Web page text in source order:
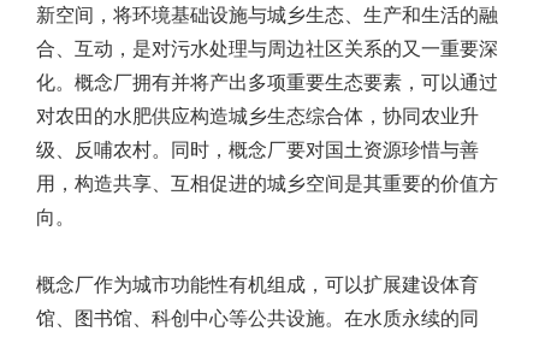
新空间，将环境基础设施与城乡生态、生产和生活的融
合、互动，是对污水处理与周边社区关系的又一重要深
化。概念厂拥有并将产出多项重要生态要素，可以通过
对农田的水肥供应构造城乡生态综合体，协同农业升
级、反哺农村。同时，概念厂要对国土资源珍惜与善
用，构造共享、互相促进的城乡空间是其重要的价值方
向。
概念厂作为城市功能性有机组成，可以扩展建设体育
馆、图书馆、科创中心等公共设施。在水质永续的同